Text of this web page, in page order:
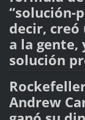
“solución-
decir,
a la gente,
solución
Andrew